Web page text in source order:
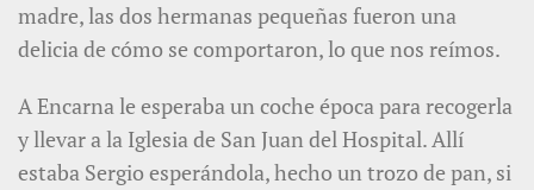
madre, las dos hermanas pequeñas fueron una
delicia de cómo se comportaron, lo que nos reímos.
A Encarna le esperaba un coche época para recogerla
y llevar a la Iglesia de San Juan del Hospital. Allí
estaba Sergio esperándola, hecho un trozo de pan, si